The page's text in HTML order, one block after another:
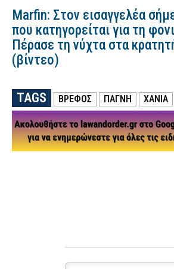
Marfin: Στον εισαγγελέα
που κατηγορείται για τη
Πέρασε τη νύχτα στα
(βίντεο)
TAGS ΒΡΕΦΟΣ ΠΑΓΝΗ ΧΑΝΙΑ